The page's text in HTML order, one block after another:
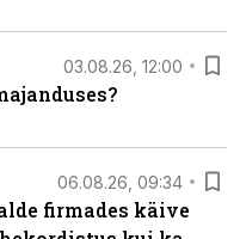
03.08.26, 12:00
06.08.26, 09:34
firmades käive